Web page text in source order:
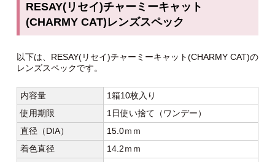
RESAY(リセイ)チャーミーキャット
(CHARMY CAT)レンズスペック
以下は、RESAY(リセイ)チャーミーキャット(CHARMY CAT)の
レンズスペックです。
内容量
1箱10枚入り
使用期限
1日使い捨て（ワンデー）
直径（DIA）
15.0ｍｍ
着色直径
14.2ｍｍ